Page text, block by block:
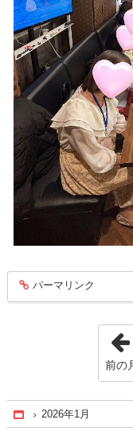
entry1471
パーマリンク
前の
Home
2026年1月